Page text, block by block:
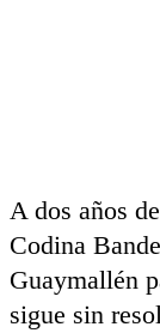
A dos años
Codina
Guaymallén
sigue sin